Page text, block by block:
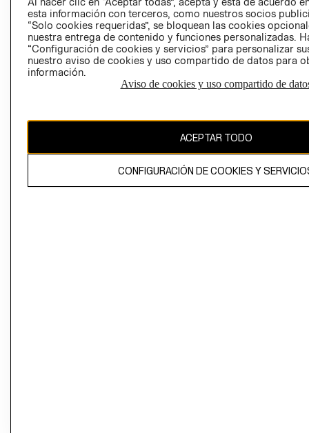
Perú (S/)
CAMBIAR REGIÓN
esta información con terceros, como nuestros socios
“Solo cookies requeridas”, se bloquean las cookies
nuestra entrega de contenido y funciones personalizadas.
“Configuración de cookies y servicios” para personalizar
nuestro aviso de cookies y uso compartido de datos para
información.
Aviso de cookies y uso compartido de
ACEPTAR TODO
CONFIGURACIÓN DE COOKIES Y